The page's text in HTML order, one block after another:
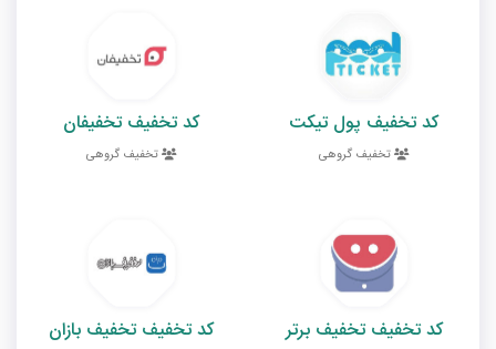
کد تخفیف پول تیکت
تخفیف گروهی
کد تخفیف تخفیفان
تخفیف گروهی
کد تخفیف تخفیف برتر کد تخفیف تخفیف بازان